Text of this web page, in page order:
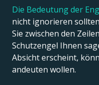
Die Bedeutung der
nicht ignorieren
Sie zwischen den
Schutzengel Ihnen
Absicht erscheint,
andeuten wollen.